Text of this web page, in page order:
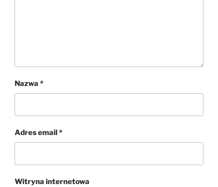
Nazwa *
Adres email*
Witryna internetowa